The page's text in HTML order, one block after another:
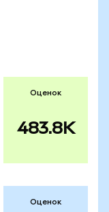
Оценок
483.8K
Оценок